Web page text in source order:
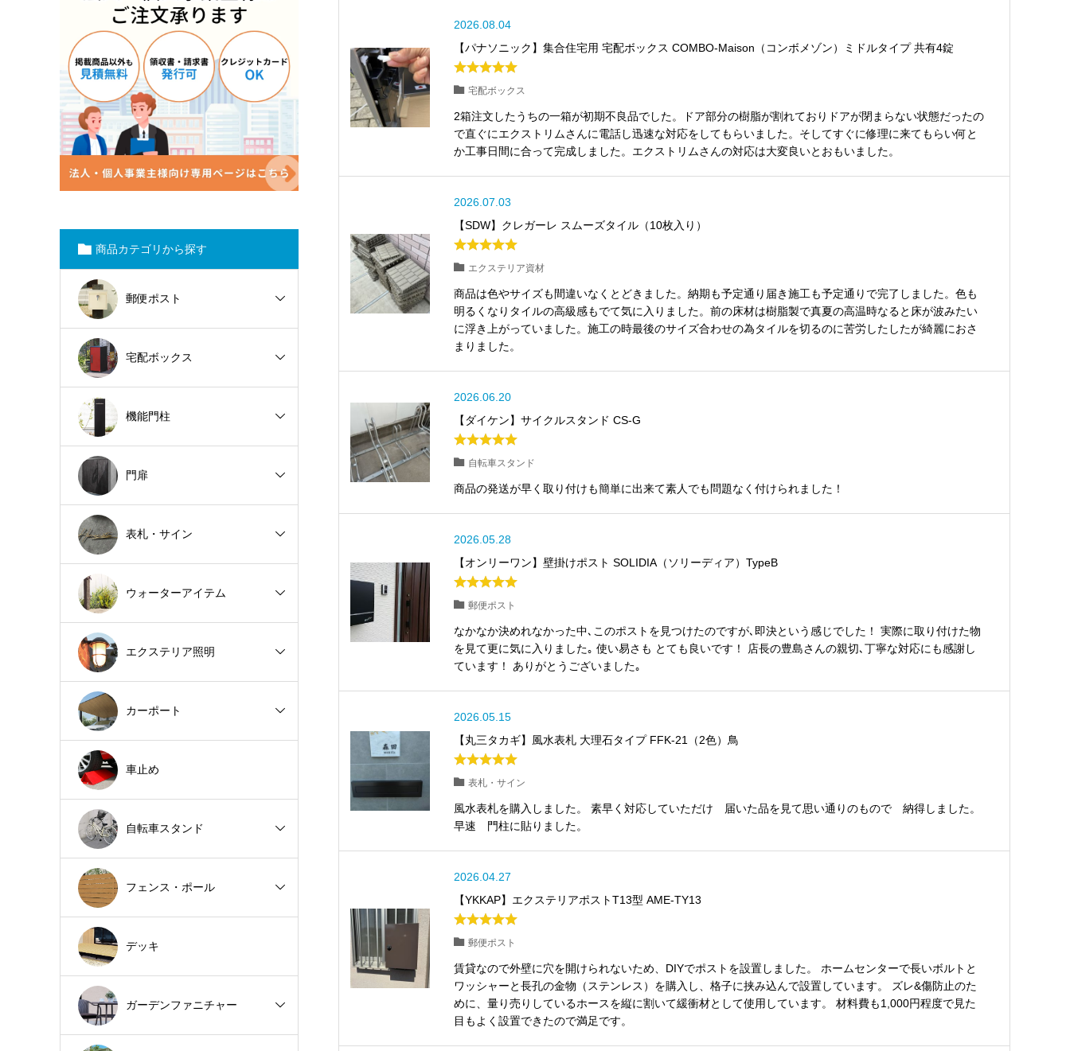
2026.08.04
【パナソニック】集合住宅用 宅配ボックス COMBO-Maison（コンボメゾン）ミドルタイプ 共有4錠
宅配ボックス
2箱注文したうちの一箱が初期不良品でした。ドア部分の樹脂が割れておりドアが閉まらない状態だったの
で直ぐにエクストリムさんに電話し迅速な対応をしてもらいました。そしてすぐに修理に来てもらい何と
か工事日間に合って完成しました。エクストリムさんの対応は大変良いとおもいました。
2026.07.03
【SDW】クレガーレ スムーズタイル（10枚入り）
エクステリア資材
商品は色やサイズも間違いなくとどきました。納期も予定通り届き施工も予定通りで完了しました。色も
明るくなりタイルの高級感もでて気に入りました。前の床材は樹脂製で真夏の高温時なると床が波みたい
に浮き上がっていました。施工の時最後のサイズ合わせの為タイルを切るのに苦労したしたが綺麗におさ
まりました。
2026.06.20
【ダイケン】サイクルスタンド CS-G
自転車スタンド
商品の発送が早く取り付けも簡単に出来て素人でも問題なく付けられました！
2026.05.28
【オンリーワン】壁掛けポスト SOLIDIA（ソリーディア）TypeB
郵便ポスト
なかなか決めれなかった中､このポストを見つけたのですが､即決という感じでした！ 実際に取り付けた物
を見て更に気に入りました｡ 使い易さも とても良いです！ 店長の豊島さんの親切､丁寧な対応にも感謝し
ています！ ありがとうございました｡
2026.05.15
【丸三タカギ】風水表札 大理石タイプ FFK-21（2色）鳥
表札・サイン
風水表札を購入しました。 素早く対応していただけ 届いた品を見て思い通りのもので 納得しました。
早速 門柱に貼りました。
2026.04.27
【YKKAP】エクステリアポストT13型 AME-TY13
郵便ポスト
賃貸なので外壁に穴を開けられないため、DIYでポストを設置しました。 ホームセンターで長いボルトと
ワッシャーと長孔の金物（ステンレス）を購入し、格子に挟み込んで設置しています。 ズレ&傷防止のた
めに、量り売りしているホースを縦に割いて緩衝材として使用しています。 材料費も1,000円程度で見た
目もよく設置できたので満足です。
商品カテゴリから探す
郵便ポスト
宅配ボックス
機能門柱
門扉
表札・サイン
ウォーターアイテム
エクステリア照明
カーポート
車止め
自転車スタンド
フェンス・ポール
デッキ
ガーデンファニチャー